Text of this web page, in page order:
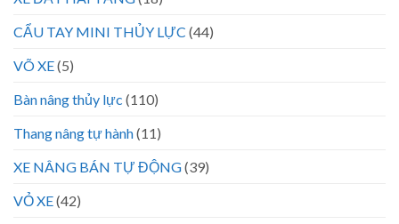
CẨU TAY MINI THỦY LỰC (44)
VÕ XE(5)
Bàn nâng thủy lực (110)
Thang nâng tự hành(11)
XE NÂNG BÁN TỰ ĐỘNG(39)
VỎ XE(42)